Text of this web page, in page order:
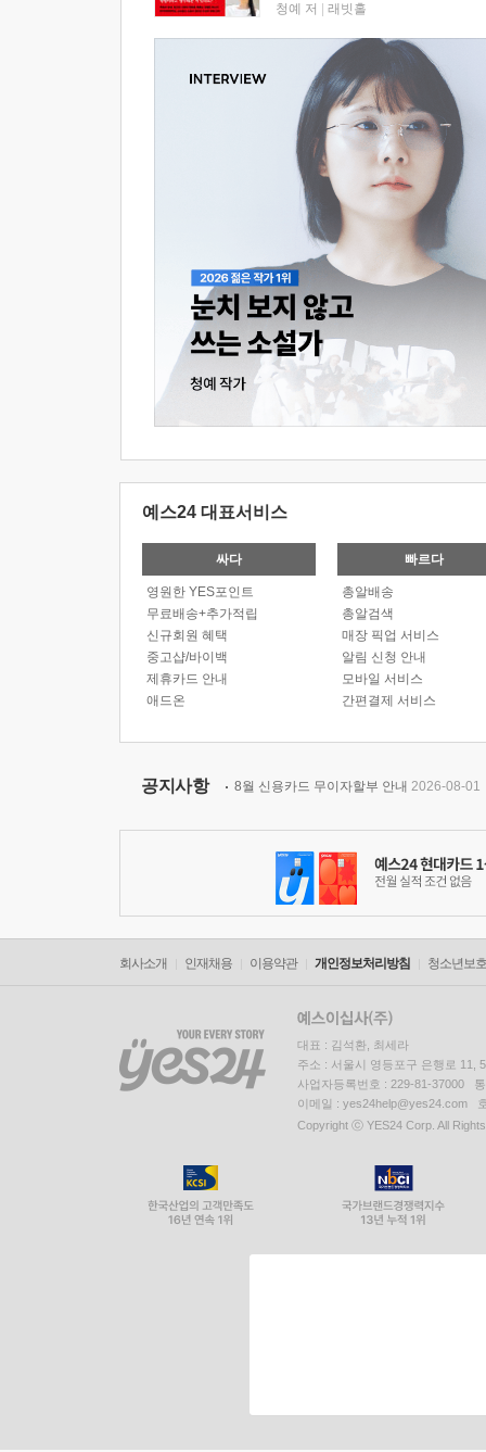
청예 저 래빗홀
예스24 대표서비스
싸다
영원한 YES포인트
무료배송+추가적립
신규회원 혜택
중고샵/바이백
제휴카드 안내
애드온
빠르다
총알배송
총알검색
매장 픽업 서비스
알림 신청 안내
모바일 서비스
간편결제 서비스
공지사항 8월 신용카드 무이자할부 안내 2026-08-01
회사소개 인재채용 이용약관 개인정보처리방침 청소년보
대표 : 김석환, 최세라
주소 : 서울시 영등포구 은행로 11,
사업자등록번호 : 229-81-37000
이메일 : yes24help@yes24.com
Copyright ⓒ YES24 Corp. All